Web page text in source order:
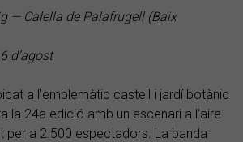
— Calella de Palafrugell (Baix
d’agost
a l’emblemàtic castell i jardí botànic
la 24a edició amb un escenari a l’aire
per a 2.500 espectadors. La banda